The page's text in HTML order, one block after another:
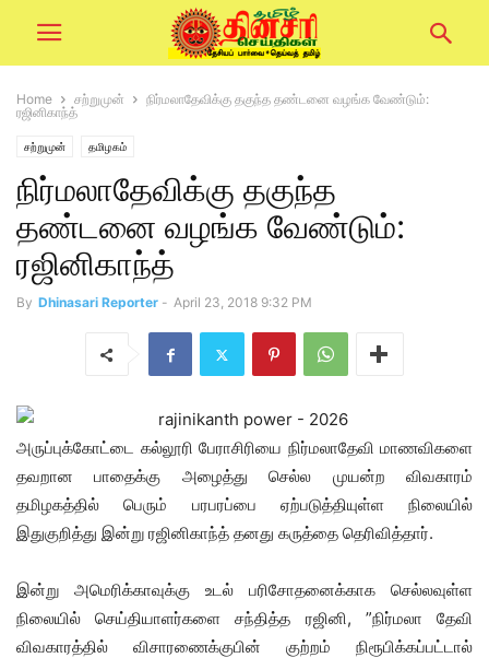
Home சற்றுமுன்
நிர்மலாதேவிக்கு தகுந்த தண்டனை வழங்க வேண்டும்:
ரஜினிகாந்த்
சற்றுமுன் தமிழகம்
நிர்மலாதேவிக்கு தகுந்த
தண்டனை வழங்க வேண்டும்:
ரஜினிகாந்த்
By Dhinasari Reporter - April 23, 2018 9:32 PM
அருப்புக்கோட்டை கல்லூரி பேராசிரியை நிர்மலாதேவி மாணவிகளை
தவறான பாதைக்கு அழைத்து செல்ல முயன்ற விவகாரம்
தமிழகத்தில் பெரும் பரபரப்பை ஏற்படுத்தியுள்ள நிலையில்
இதுகுறித்து இன்று ரஜினிகாந்த் தனது கருத்தை தெரிவித்தார்.
இன்று அமெரிக்காவுக்கு உடல் பரிசோதனைக்காக செல்லவுள்ள
நிலையில் செய்தியாளர்களை சந்தித்த ரஜினி, ”நிர்மலா தேவி
விவகாரத்தில் விசாரணைக்குபின் குற்றம் நிரூபிக்கப்பட்டால்